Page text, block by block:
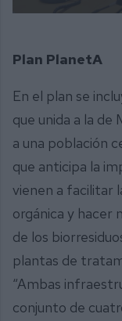
Plan PlanetA
En el plan se
que unida a la de
a una población
que anticipa la
vienen a facilitar
orgánica y hacer
de los
plantas de
“Ambas
conjunto de